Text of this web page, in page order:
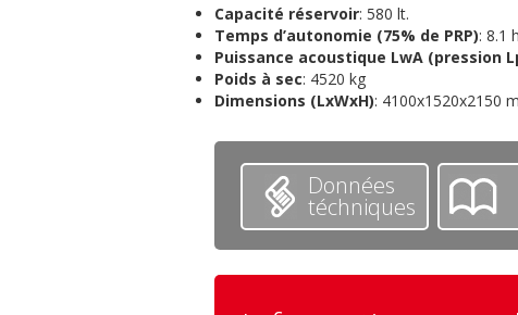
Capacité réservoir: 580 lt.
Temps d’autonomie (75% de PRP): 8.1 h
Puissance acoustique LwA (pression
Poids à sec: 4520 kg
Dimensions (LxWxH): 4100x1520x2150
Données
téchniques